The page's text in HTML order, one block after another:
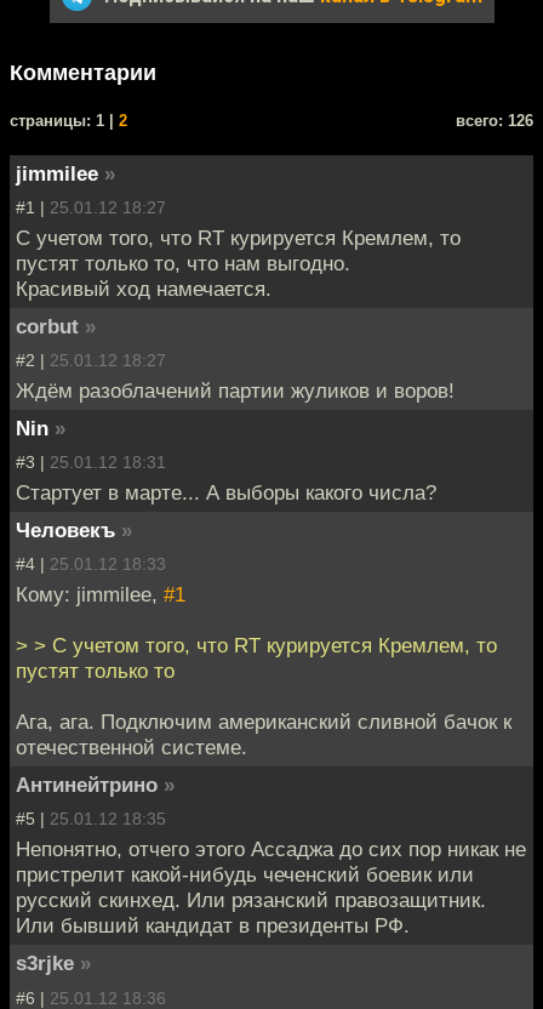
Комментарии
cтраницы: 1 | 2 всего: 126
jimmilee »
#1 | 25.01.12 18:27
С учетом того, что RT курируется Кремлем, то
пустят только то, что нам выгодно.
Красивый ход намечается.
corbut »
#2 | 25.01.12 18:27
Ждём разоблачений партии жуликов и воров!
Nin »
#3 | 25.01.12 18:31
Стартует в марте... А выборы какого числа?
Человекъ »
#4 | 25.01.12 18:33
Кому: jimmilee, #1
> > С учетом того, что RT курируется Кремлем, то
пустят только то
Ага, ага. Подключим американский сливной бачок к
отечественной системе.
Антинейтрино »
#5 | 25.01.12 18:35
Непонятно, отчего этого Ассаджа до сих пор никак не
пристрелит какой-нибудь чеченский боевик или
русский скинхед. Или рязанский правозащитник.
Или бывший кандидат в президенты РФ.
s3rjke »
#6 | 25.01.12 18:36